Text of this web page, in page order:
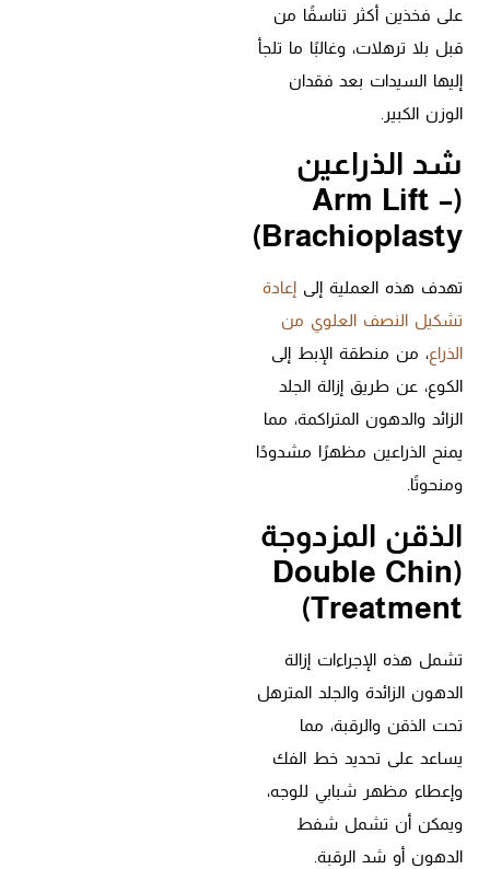
على فخذين أكثر تناسقًا من
قبل بلا ترهلات، وغالبًا ما تلجأ
إليها السيدات بعد فقدان
الوزن الكبير.
شد الذراعين
(Arm Lift –
Brachioplasty)
تهدف هذه العملية إلى إعادة
تشكيل النصف العلوي من
الذراع، من منطقة الإبط إلى
الكوع، عن طريق إزالة الجلد
الزائد والدهون المتراكمة، مما
يمنح الذراعين مظهرًا مشدودًا
ومنحوتًا.
الذقن المزدوجة
(Double Chin
Treatment)
تشمل هذه الإجراءات إزالة
الدهون الزائدة والجلد المترهل
تحت الذقن والرقبة، مما
يساعد على تحديد خط الفك
وإعطاء مظهر شبابي للوجه،
ويمكن أن تشمل شفط
الدهون أو شد الرقبة.